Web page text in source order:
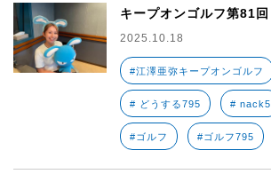
キープオンゴルフ第81回
2025.10.18
#江澤亜弥キープオンゴルフ
# どうする795 # nack5
#ゴルフ #ゴルフ795